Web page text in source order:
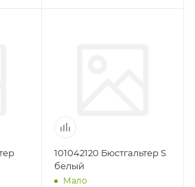
101042120 Бюстгальтер S
белый
Мало